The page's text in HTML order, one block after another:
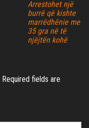
Arrestohet një
burrë që kishte
marrëdhënie me
35 gra në të
njëjtën kohë
Required fields are